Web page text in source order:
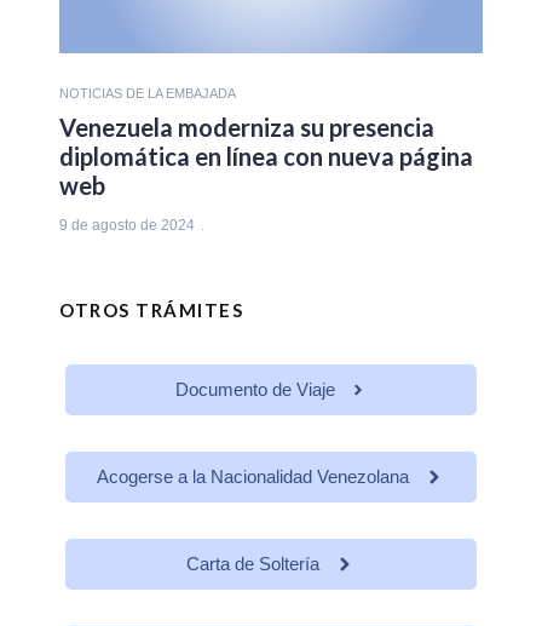
NOTICIAS DE LA EMBAJADA
Venezuela moderniza su presencia
diplomática en línea con nueva página
web
9 de agosto de 2024
OTROS TRÁMITES
Documento de Viaje
Acogerse a la Nacionalidad Venezolana
Carta de Soltería